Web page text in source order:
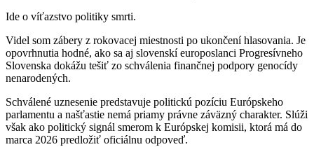
Ide o víťazstvo politiky smrti.
Videl som zábery z rokovacej miestnosti po ukončení hlasovania. Je
opovrhnutia hodné, ako sa aj slovenskí europoslanci Progresívneho
Slovenska dokážu tešiť zo schválenia finančnej podpory genocídy
nenarodených.
Schválené uznesenie predstavuje politickú pozíciu Európskeho
parlamentu a našťastie nemá priamy právne záväzný charakter. Slúži
však ako politický signál smerom k Európskej komisii, ktorá má do
marca 2026 predložiť oficiálnu odpoveď.